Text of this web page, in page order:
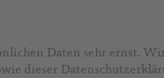
Daten sehr ernst.
dieser